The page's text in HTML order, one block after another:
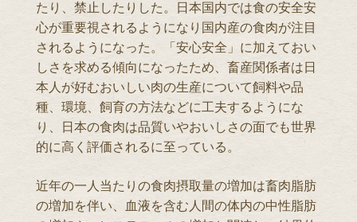
たり、禁止したりした。日本国内では食の安全安
心が重要視されるようになり国内産の食肉が注目
されるようになった。「安心安全」に加えておい
しさを求める傾向になったため、畜産関係者は日
本人が好むおいしい肉の生産について飼料や品
種、環境、飼育の方法などに工夫するようにな
り、日本の食肉は品質いやおいしさの面でも世界
的に高く評価されるに至っている。
近年の一人当たりの食肉摂取量の増加は畜肉脂肪
の増加を伴い、血液を含む人間の体内の中性脂肪